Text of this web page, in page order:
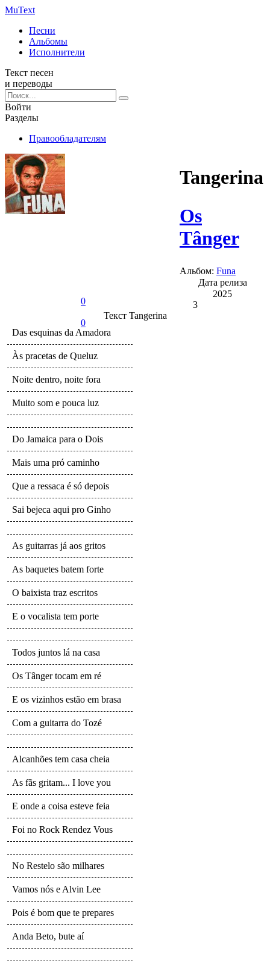
MuText
Песни
Альбомы
Исполнители
Текст песен
и переводы
Войти
Разделы
Правообладателям
0
0
Tangerina
Os
Tânger
Альбом: Funa
Дата релиза
2025
3
ТекстTangerina
Das esquinas da Amadora
Às pracetas de Queluz
Noite dentro, noite fora
Muito som e pouca luz
Do Jamaica para o Dois
Mais uma pró caminho
Que a ressaca é só depois
Sai bejeca aqui pro Ginho
As guitarras já aos gritos
As baquetes batem forte
O baixista traz escritos
E o vocalista tem porte
Todos juntos lá na casa
Os Tânger tocam em ré
E os vizinhos estão em brasa
Com a guitarra do Tozé
Alcanhões tem casa cheia
As fãs gritam... I love you
E onde a coisa esteve feia
Foi no Rock Rendez Vous
No Restelo são milhares
Vamos nós e Alvin Lee
Pois é bom que te prepares
Anda Beto, bute aí